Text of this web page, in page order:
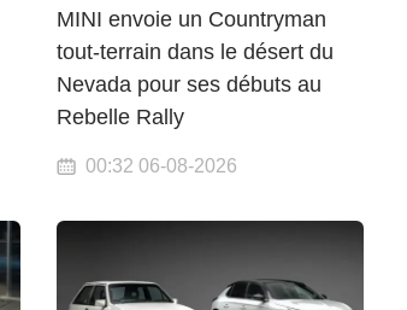
MINI envoie un Countryman
tout-terrain dans le désert du
Nevada pour ses débuts au
Rebelle Rally
00:32 06-08-2026